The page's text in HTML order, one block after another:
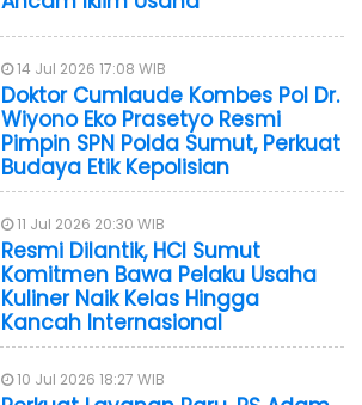
14 Jul 2026 17:08 WIB
Doktor Cumlaude Kombes Pol Dr.
Wiyono Eko Prasetyo Resmi
Pimpin SPN Polda Sumut, Perkuat
Budaya Etik Kepolisian
11 Jul 2026 20:30 WIB
Resmi Dilantik, HCI Sumut
Komitmen Bawa Pelaku Usaha
Kuliner Naik Kelas Hingga
Kancah Internasional
10 Jul 2026 18:27 WIB